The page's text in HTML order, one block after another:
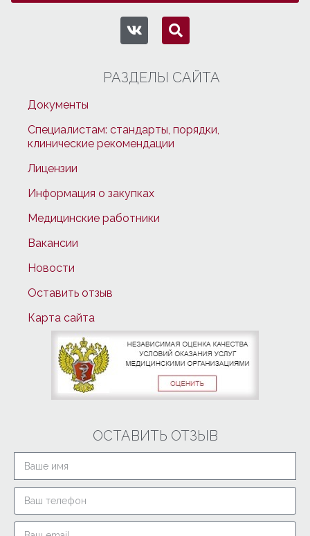
РАЗДЕЛЫ САЙТА
Документы
Специалистам: стандарты, порядки,
клинические рекомендации
Лицензии
Информация о закупках
Медицинские работники
Вакансии
Новости
Оставить отзыв
Карта сайта
ОСТАВИТЬ ОТЗЫВ